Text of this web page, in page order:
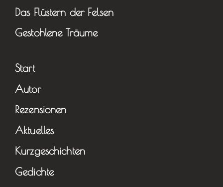
Das Flüstern der Felsen
Gestohlene Träume
Start
Autor
Rezensionen
Aktuelles
Kurzgeschichten
Gedichte